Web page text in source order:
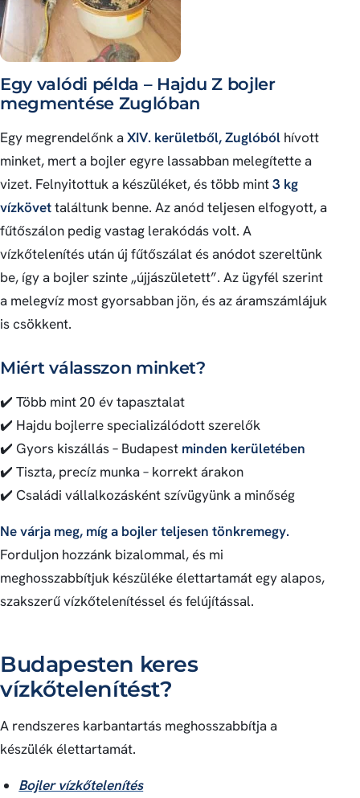
Egy valódi példa – Hajdu Z bojler
megmentése Zuglóban
Egy megrendelőnk aXIV. kerületből, Zuglóból hívott
minket, mert a bojler egyre lassabban melegítette a
vizet. Felnyitottuk a készüléket, és több mint3 kg
vízkövettaláltunk benne. Az anód teljesen elfogyott, a
fűtőszálon pedig vastag lerakódás volt. A
vízkőtelenítés után új fűtőszálat és anódot szereltünk
be, így a bojler szinte „újjászületett”. Az ügyfél szerint
a melegvíz most gyorsabban jön, és az áramszámlájuk
is csökkent.
Miért válasszon minket?
✔️ Több mint 20 év tapasztalat
✔️ Hajdu bojlerre specializálódott szerelők
✔️ Gyors kiszállás – Budapest minden kerületében
✔️ Tiszta, precíz munka – korrekt árakon
✔️ Családi vállalkozásként szívügyünk a minőség
Ne várja meg, míg a bojler teljesen tönkremegy.
Forduljon hozzánk bizalommal, és mi
meghosszabbítjuk készüléke élettartamát egy alapos,
szakszerű vízkőtelenítéssel és felújítással.
Budapesten keres
vízkőtelenítést?
A rendszeres karbantartás meghosszabbítja a
készülék élettartamát.
Bojler vízkőtelenítés